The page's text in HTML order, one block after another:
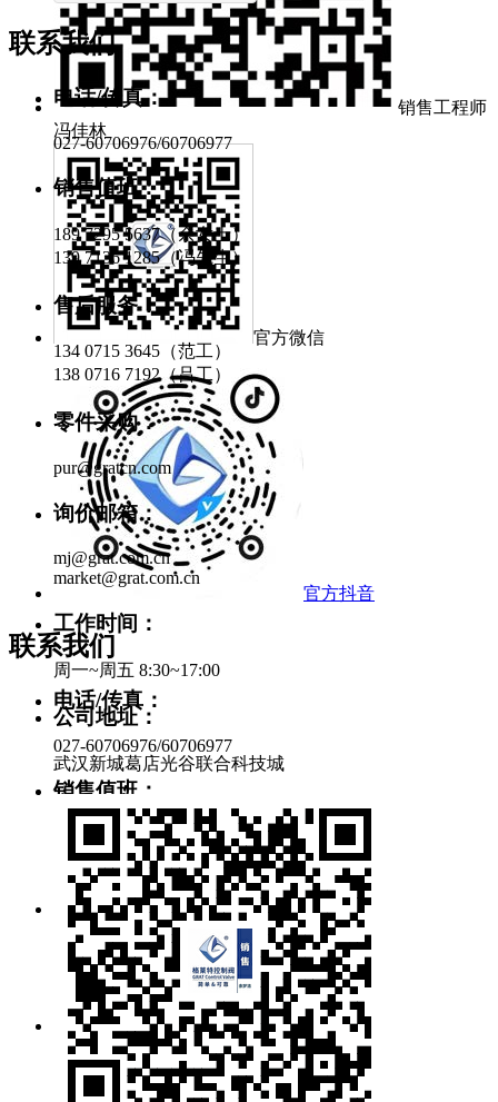
联系我们
电话/传真：
027-60706976/60706977
销售值班：
189 7295 5637（余女士）
139 7136 1285（冯先生）
售后服务：
134 0715 3645（范工）
138 0716 7192（吕工）
零件采购：
pur@gratcn.com
询价邮箱：
mj@grat.com.cn
market@grat.com.cn
工作时间：
周一~周五 8:30~17:00
公司地址：
武汉新城葛店光谷联合科技城
销售工程师
冯佳林
官方微信
官方抖音
联系我们
电话/传真：
027-60706976/60706977
销售值班：
189 7295 5637（余女士）
139 7136 1285（冯先生）
售后服务：
134 0715 3645（范工）
138 0716 7192（吕工）
零件采购：
pur@gratcn.com